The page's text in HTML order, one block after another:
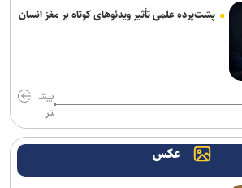
پشت‌پرده علمی تأثیر ویدئو‌های کوتاه بر مغز انسان
بیش
تر
عکس